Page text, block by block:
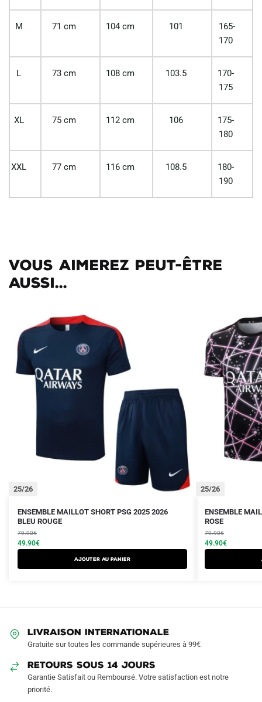
M 71 cm 104 cm 101
165-
170
L 73 cm 108 cm 103.5
170-
175
XL 75 cm 112 cm 106
175-
180
XXL 77 cm 116 cm 108.5
180-
190
Vous aimerez peut-être
aussi...
25/26
ENSEMBLE MAILLOT SHORT PSG 2025 2026
BLEU ROUGE
79.90€
Le
prix
initial
était :
49.90€
Le
prix
actuel
est :
AJOUTER AU PANIER
Ce
produit
a
plusieurs
variations.
choisies
la
page
25/26
ENSEMBLE
ROSE
79.90€
Le
prix
initial
était :
49.90€
Le
prix
actuel
est :
Ce
produit
a
plusieurs
variations.
page
LIVRAISON INTERNATIONALE
Gratuite sur toutes les commande supérieures à 99€
RETOURS SOUS 14 JOURS
Garantie Satisfait ou Remboursé. Votre satisfaction est notre
priorité.